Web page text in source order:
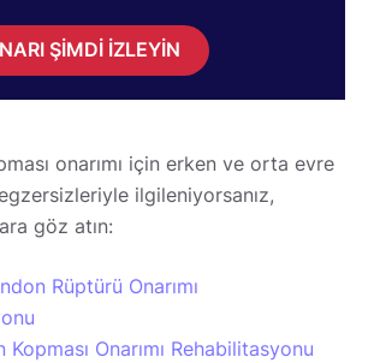
ŞİMDİ İZLEYİN
onarımı için erken ve orta evre
ilgileniyorsanız,
göz atın:
Rüptürü Onarımı
Onarımı Rehabilitasyonu